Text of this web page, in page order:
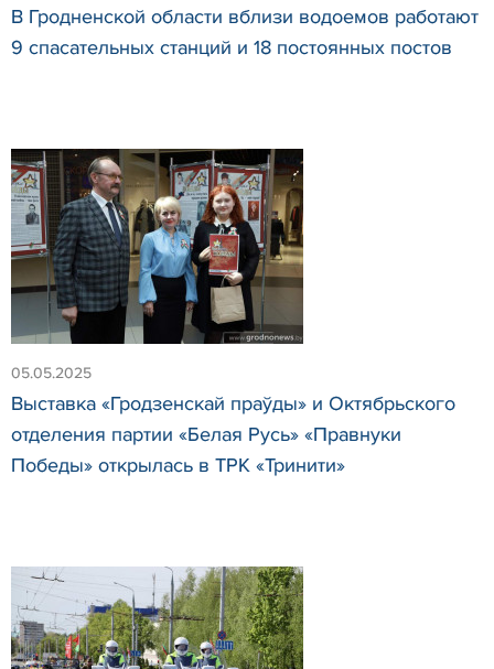
В Гродненской области вблизи водоемов работают
9 спасательных станций и 18 постоянных постов
05.05.2025
Выставка «Гродзенскай праўды» и Октябрьского
отделения партии «Белая Русь» «Правнуки
Победы» открылась в ТРК «Тринити»